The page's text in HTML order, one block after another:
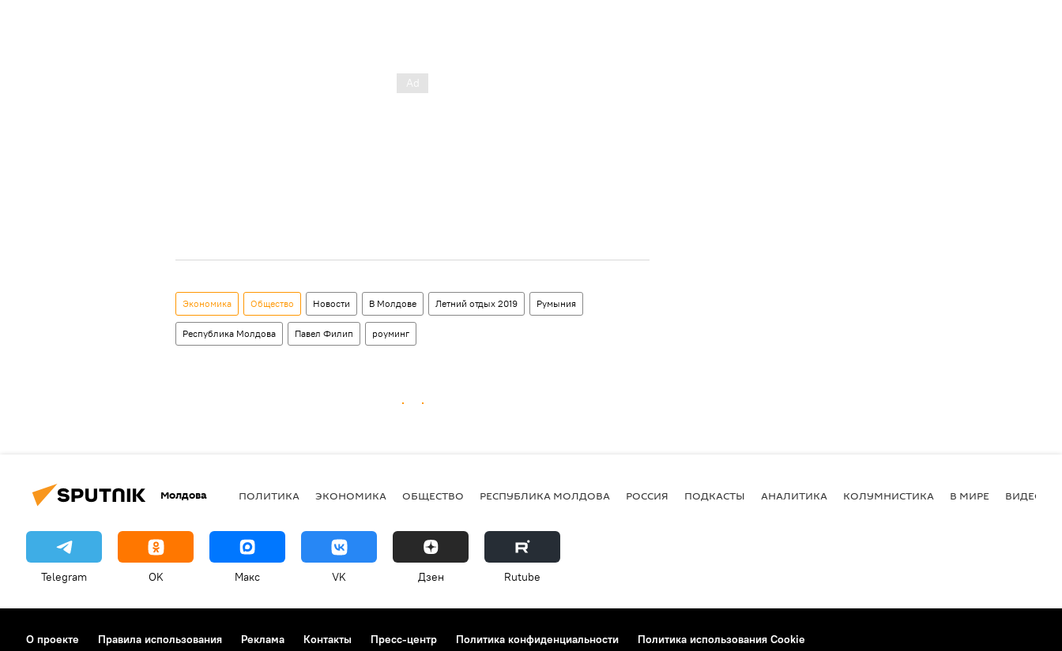
Экономика Общество Новости В Молдове Летний отдых 2019 Румыния
Республика Молдова Павел Филип роуминг
Молдова ПОЛИТИКА ЭКОНОМИКА ОБЩЕСТВО РЕСПУБЛИКА МОЛДОВА РОССИЯ ПОДКАСТЫ АНАЛИТИКА КОЛУМНИСТИКА В МИРЕ ВИДЕО
Telegram OK Макс VK Дзен Rutube
О проекте Правила использования Реклама Контакты Пресс-центр Политика конфиденциальности Политика использования Cookie